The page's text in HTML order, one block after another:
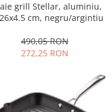
grill Stellar, aluminiu,
cm, negru/argintiu
490,05 RON
272,25 RON